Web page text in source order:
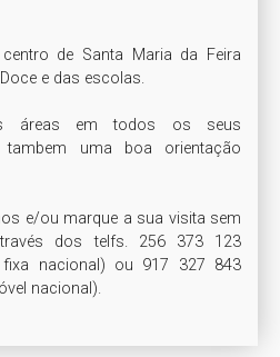
de Santa Maria da Feira
e das escolas.
áreas em todos os seus
uma boa orientação
e/ou marque a sua visita sem
dos telfs. 256 373 123
nacional) ou 917 327 843
nacional).